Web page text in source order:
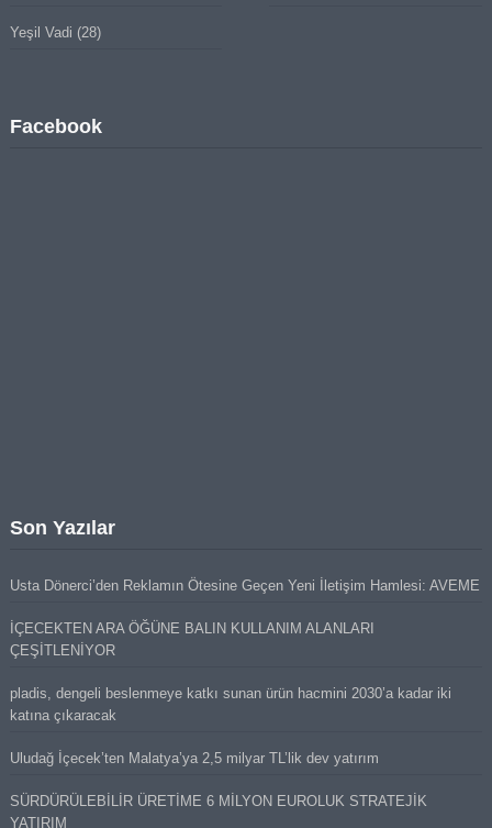
Yeşil Vadi (28)
Facebook
Son Yazılar
Usta Dönerci’den Reklamın Ötesine Geçen Yeni İletişim Hamlesi: AVEME
İÇECEKTEN ARA ÖĞÜNE BALIN KULLANIM ALANLARI
ÇEŞİTLENİYOR
pladis, dengeli beslenmeye katkı sunan ürün hacmini 2030’a kadar iki
katına çıkaracak
Uludağ İçecek’ten Malatya’ya 2,5 milyar TL’lik dev yatırım
SÜRDÜRÜLEBİLİR ÜRETİME 6 MİLYON EUROLUK STRATEJİK
YATIRIM